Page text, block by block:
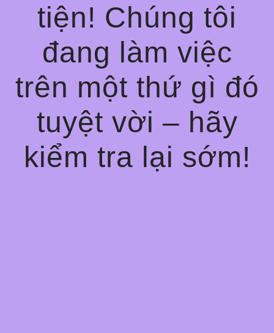
tiện! Chúng tôi
đang làm việc
trên một thứ gì đó
tuyệt vời – hãy
kiểm tra lại sớm!